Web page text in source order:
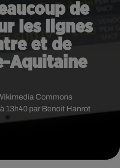
de
les lignes
et de
Aquitaine
13h40 par Benoit Hanrot
Commons